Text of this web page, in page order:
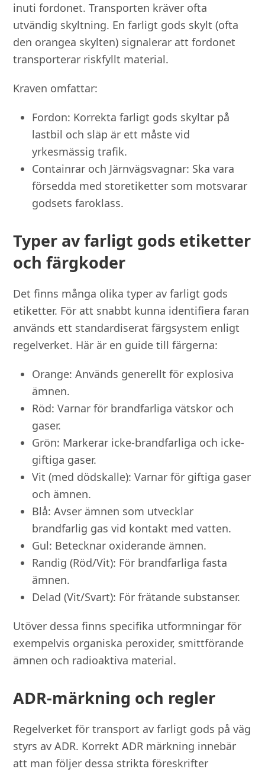
inuti fordonet. Transporten kräver ofta
utvändig skyltning. En farligt gods skylt (ofta
den orangea skylten) signalerar att fordonet
transporterar riskfyllt material.
Kraven omfattar:
Fordon: Korrekta farligt gods skyltar på
lastbil och släp är ett måste vid
yrkesmässig trafik.
Containrar och Järnvägsvagnar: Ska vara
försedda med storetiketter som motsvarar
godsets faroklass.
Typer av farligt gods etiketter
och färgkoder
Det finns många olika typer av farligt gods
etiketter. För att snabbt kunna identifiera faran
används ett standardiserat färgsystem enligt
regelverket. Här är en guide till färgerna:
Orange: Används generellt för explosiva
ämnen.
Röd: Varnar för brandfarliga vätskor och
gaser.
Grön: Markerar icke-brandfarliga och icke-
giftiga gaser.
Vit (med dödskalle): Varnar för giftiga gaser
och ämnen.
Blå: Avser ämnen som utvecklar
brandfarlig gas vid kontakt med vatten.
Gul: Betecknar oxiderande ämnen.
Randig (Röd/Vit): För brandfarliga fasta
ämnen.
Delad (Vit/Svart): För frätande substanser.
Utöver dessa finns specifika utformningar för
exempelvis organiska peroxider, smittförande
ämnen och radioaktiva material.
ADR-märkning och regler
Regelverket för transport av farligt gods på väg
styrs av ADR. Korrekt ADR märkning innebär
att man följer dessa strikta föreskrifter